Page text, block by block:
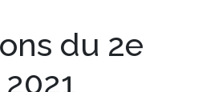
du 2e